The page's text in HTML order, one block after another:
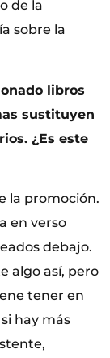
de la
sobre la
libros
sustituyen
¿Es este
la promoción.
en verso
debajo.
algo así, pero
tener en
hay más